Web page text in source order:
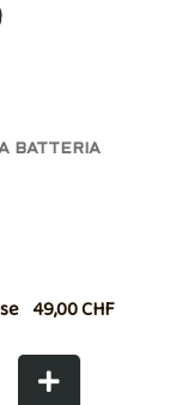
BATTERIA
49,00 CHF